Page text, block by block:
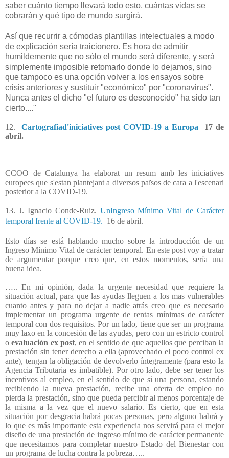
saber cuánto tiempo llevará todo esto, cuántas vidas se
cobrarán y qué tipo de mundo surgirá.
Así que recurrir a cómodas plantillas intelectuales a modo
de explicación sería traicionero. Es hora de admitir
humildemente que no sólo el mundo será diferente, y será
simplemente imposible retomarlo donde lo dejamos, sino
que tampoco es una opción volver a los ensayos sobre
crisis anteriores y sustituir "económico" por "coronavirus".
Nunca antes el dicho "el futuro es desconocido" ha sido tan
cierto...."
12. Cartografiad'iniciatives post COVID-19 a Europa
17 de
abril.
CCOO de Catalunya ha elaborat un resum amb les iniciatives
europees que s'estan plantejant a diversos països de cara a l'escenari
posterior a la COVID-19.
13. J. Ignacio Conde-Ruiz. UnIngreso Mínimo Vital de Carácter
temporal frente al COVID-19. 16 de abril.
Esto días se está hablando mucho sobre la introducción de un
Ingreso Mínimo Vital de carácter temporal. En este post voy a tratar
de argumentar porque creo que, en estos momentos, sería una
buena idea.
….. En mi opinión, dada la urgente necesidad que requiere la
situación actual, para que las ayudas lleguen a los mas vulnerables
cuanto antes y para no dejar a nadie atrás creo que es necesario
implementar un programa urgente de rentas mínimas de carácter
temporal con dos requisitos. Por un lado, tiene que ser un programa
muy laxo en la concesión de las ayudas, pero con un estricto control
oevaluación ex post, en el sentido de que aquellos que perciban la
prestación sin tener derecho a ella (aprovechado el poco control ex
ante), tengan la obligación de devolverlo íntegramente (para esto la
Agencia Tributaria es imbatible). Por otro lado, debe ser tener los
incentivos al empleo, en el sentido de que si una persona, estando
recibiendo la nueva prestación, recibe una oferta de empleo no
pierda la prestación, sino que pueda percibir al menos porcentaje de
la misma a la vez que el nuevo salario. Es cierto, que en esta
situación por desgracia habrá pocas personas, pero alguno habrá y
lo que es más importante esta experiencia nos servirá para el mejor
diseño de una prestación de ingreso mínimo de carácter permanente
que necesitamos para completar nuestro Estado del Bienestar con
un programa de lucha contra la pobreza…..